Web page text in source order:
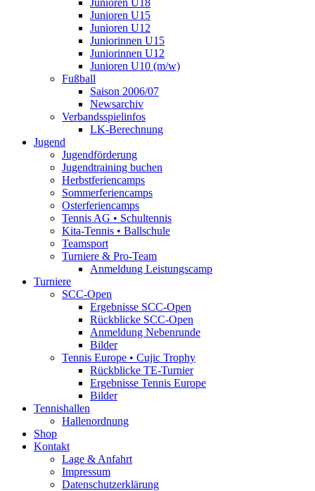
Junioren U15
Junioren U12
Juniorinnen U15
Juniorinnen U12
Junioren U10 (m/w)
Fußball
Saison 2006/07
Newsarchiv
Verbandsspielinfos
LK-Berechnung
Jugend
Jugendförderung
Jugendtraining buchen
Herbstferiencamps
Sommerferiencamps
Osterferiencamps
Tennis AG • Schultennis
Kita-Tennis • Ballschule
Teamsport
Turniere & Pro-Team
Anmeldung Leistungscamp
Turniere
SCC-Open
Ergebnisse SCC-Open
Rückblicke SCC-Open
Anmeldung Nebenrunde
Bilder
Tennis Europe • Cujic Trophy
Rückblicke TE-Turnier
Ergebnisse Tennis Europe
Bilder
Tennishallen
Hallenordnung
Shop
Kontakt
Lage & Anfahrt
Impressum
Datenschutzerklärung